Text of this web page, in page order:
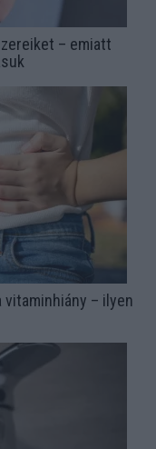
– emiatt
– ilyen